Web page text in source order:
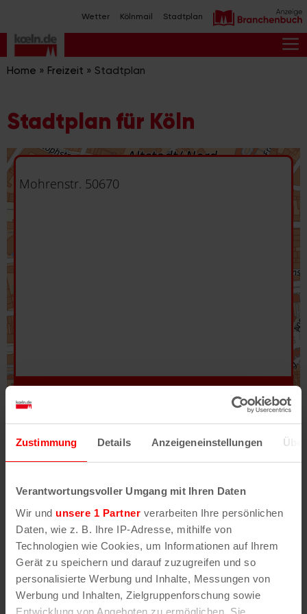
Zustimmung Details Anzeigeneinstellungen
Verantwortungsvoller Umgang mit Ihren Daten
Wir und unsere 1 Partner verarbeiten Ihre persönlichen
Daten, wie z. B. Ihre IP-Adresse, mithilfe von
Technologien wie Cookies, um Informationen auf Ihrem
Gerät zu speichern und darauf zuzugreifen und so
personalisierte Werbung und Inhalte, Messungen von
Werbung und Inhalten, Zielgruppenforschung sowie
Entwicklung von Angeboten zu ermöglichen. Sie
Inhalt
springen
Wetter Kölnmail Stadtplan
Home » Freizeit » Stadtplan
Stadtplan für Köln
Fehler/Problem melden
Darstellung des RVR-Kartenwerks
Stadtplanwerk
erhältst Du unsere koeln.de-Karte mit vielen
weiteren Details wie z.B. Hausnummern.
Unser Stadtplan basiert auf Daten des
OpenStreetMap
-Projekts (
© OpenStreetMap
Mitwirkende
) und von OpenCycleMap.org